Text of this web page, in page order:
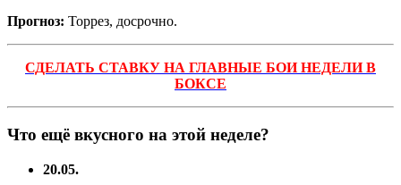
Прогноз: Торрез, досрочно.
СДЕЛАТЬ СТАВКУ НА ГЛАВНЫЕ БОИ НЕДЕЛИ В
БОКСЕ
Что ещё вкусного на этой неделе?
20.05.